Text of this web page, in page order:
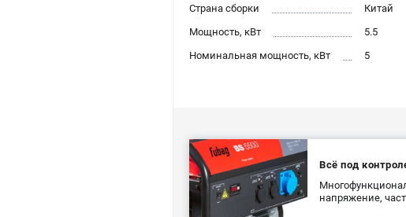
Страна сборки
Китай
Мощность, кВт
5.5
Номинальная мощность, кВт
5
Всё под
напряжение,